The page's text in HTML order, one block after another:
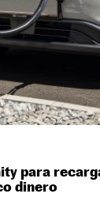
para
dinero